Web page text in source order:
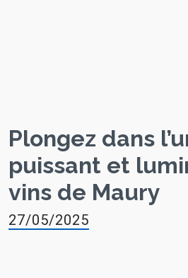
Plongez dans
puissant et
vins de Maury
27/05/2025